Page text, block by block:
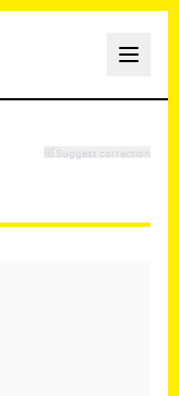
Suggest correction